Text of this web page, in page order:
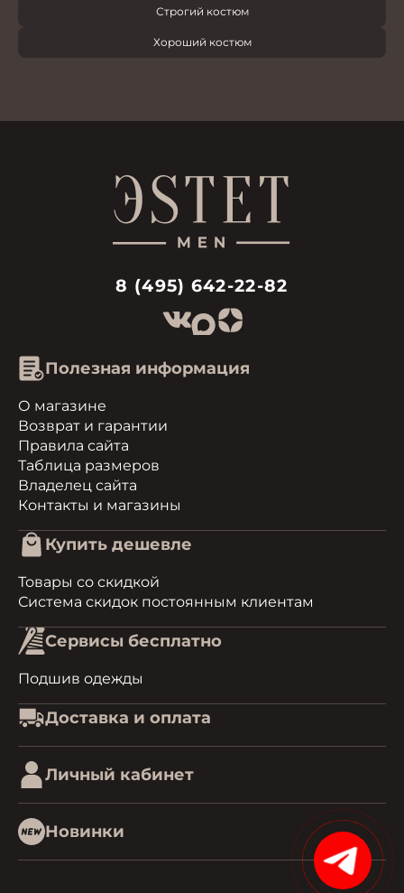
Строгий костюм
Хороший костюм
8 (495) 642-22-82
Полезная информация
О магазине
Возврат и гарантии
Правила сайта
Таблица размеров
Владелец сайта
Контакты и магазины
Купить дешевле
Товары со скидкой
Система скидок постоянным клиентам
Сервисы бесплатно
Подшив одежды
Доставка и оплата
Личный кабинет
Новинки
15%